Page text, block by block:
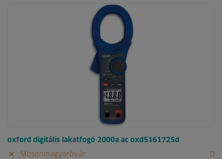
oxford digitális lakatfogó 2000a ac oxd5161725d
Mosonmagyaróvár:
0